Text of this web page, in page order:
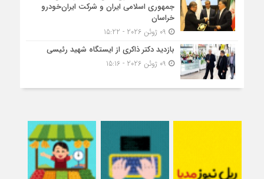
جمهوری اسلامی ایران و شرکت ایران‌خودرو
خراسان
بازدید دکتر ذاکری از ایستگاه شهید رئیسی